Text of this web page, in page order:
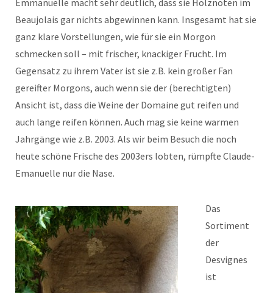
Emmanuelle macht sehr deutlich, dass sie Holznoten im
Beaujolais gar nichts abgewinnen kann. Insgesamt hat sie
ganz klare Vorstellungen, wie für sie ein Morgon
schmecken soll – mit frischer, knackiger Frucht. Im
Gegensatz zu ihrem Vater ist sie z.B. kein großer Fan
gereifter Morgons, auch wenn sie der (berechtigten)
Ansicht ist, dass die Weine der Domaine gut reifen und
auch lange reifen können. Auch mag sie keine warmen
Jahrgänge wie z.B. 2003. Als wir beim Besuch die noch
heute schöne Frische des 2003ers lobten, rümpfte Claude-
Emanuelle nur die Nase.
Das
Sortiment
der
Desvignes
ist